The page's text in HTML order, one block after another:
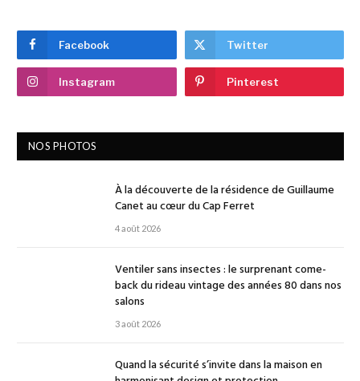
Facebook Twitter
Instagram Pinterest
NOS PHOTOS
À la découverte de la résidence de Guillaume
Canet au cœur du Cap Ferret
4 août 2026
Ventiler sans insectes : le surprenant come-
back du rideau vintage des années 80 dans nos
salons
3 août 2026
Quand la sécurité s’invite dans la maison en